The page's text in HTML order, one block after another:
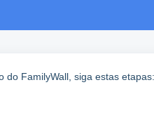
do FamilyWall, siga estas etapas: